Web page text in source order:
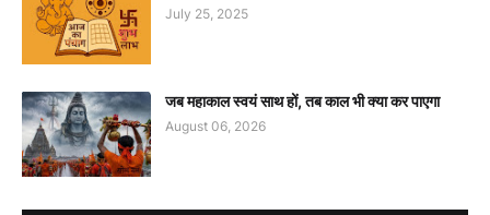
July 25, 2025
जब महाकाल स्वयं साथ हों, तब काल भी क्या कर पाएगा
August 06, 2026